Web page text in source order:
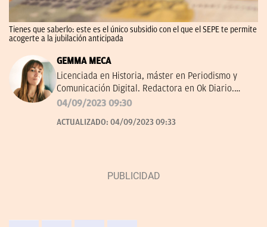
Tienes que saberlo: este es el único subsidio con el que el SEPE te permite
acogerte a la jubilación anticipada
GEMMA MECA
Licenciada en Historia, máster en Periodismo y
Comunicación Digital. Redactora en Ok Diario.
Cuento historias, soy amante de los astros, sigo a la
Experta en noticias de consumo, lifestyle, recetas y
04/09/2023 09:30
ACTUALIZADO: 04/09/2023 09:33